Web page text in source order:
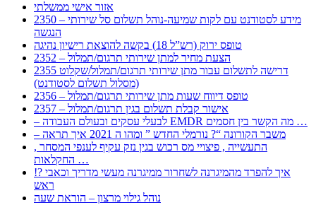
אזור אישי ממשלתי
2350 – מידע לסטודנט עם לקות שמיעה-נוהל תשלום סל שירותי
הנגשה
טופס ירוק (רש”ל 18) בקשה להוצאת רישיון נהיגה
2352 – הצעת מחיר למתן שירותי תרגום/תמלול
2355 דרישה לתשלום עבור מתן שירותי תרגום/תמלול/שקלוט
(מסלול תשלום לסטודנט)
2356 – טופס דיווח שעות מתן שירותי תרגום/תמלול
2357 – אישור קבלת תשלום בגין תרגום/תמלול
– לבעלי עסקים ובעולם העבודה EMDR מה הקשר בין חסמים …
– משבר הקורונה “? נורמלי החדש ” ומהו ה 2021 איך תראה
, התעשייה , פיצויי מס רכוש בגין נזק עקיף לענפי המסחר
החקלאות …
!? איך להפרד מהמיגרנה לשחרור ממיגרנה מעשי מדריך וכאבי
ראש
נוהל גילוי מרצון – הוראת שעה